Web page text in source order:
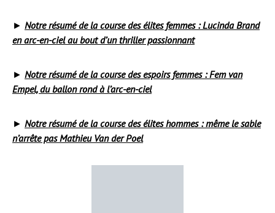
► Notre résumé de la course des élites femmes : Lucinda Brand
en arc-en-ciel au bout d’un thriller passionnant
► Notre résumé de la course des espoirs femmes : Fem van
Empel, du ballon rond à l’arc-en-ciel
► Notre résumé de la course des élites hommes : même le sable
n’arrête pas Mathieu Van der Poel